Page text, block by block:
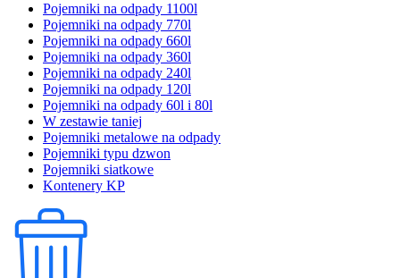
Pojemniki na odpady 1100l
Pojemniki na odpady 770l
Pojemniki na odpady 660l
Pojemniki na odpady 360l
Pojemniki na odpady 240l
Pojemniki na odpady 120l
Pojemniki na odpady 60l i 80l
W zestawie taniej
Pojemniki metalowe na odpady
Pojemniki typu dzwon
Pojemniki siatkowe
Kontenery KP